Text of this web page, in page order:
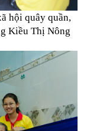
hội quây quần,
Kiều Thị Nông